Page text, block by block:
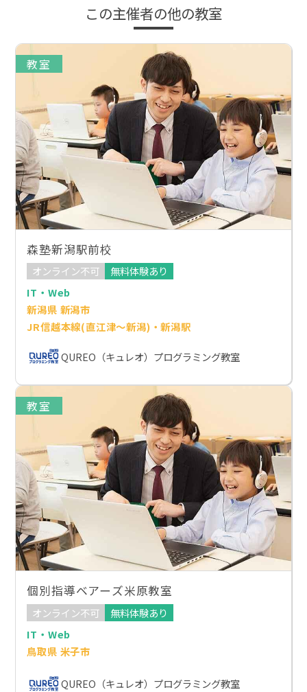
この主催者の他の教室
教室
森塾新潟駅前校
オンライン不可
無料体験あり
IT・Web
新潟県 新潟市
JR信越本線(直江津～新潟)・新潟駅
QUREO（キュレオ）プログラミング教室
教室
個別指導ベアーズ米原教室
オンライン不可
無料体験あり
IT・Web
鳥取県 米子市
QUREO（キュレオ）プログラミング教室